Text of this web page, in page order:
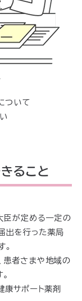
ついて
ること
臣が定める一定の
出を行った薬局
患者さまや地域の
サポート薬剤